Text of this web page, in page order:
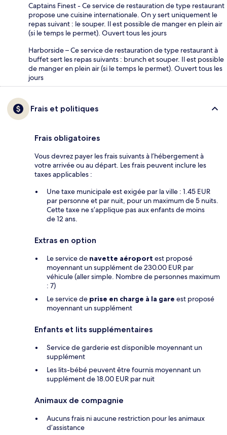
Captains Finest - Ce service de restauration de type restaurant
propose une cuisine internationale. On y sert uniquement le
repas suivant : le souper. Il est possible de manger en plein air
(si le temps le permet). Ouvert tous les jours
Harborside – Ce service de restauration de type restaurant à
buffet sert les repas suivants : brunch et souper. Il est possible
de manger en plein air (si le temps le permet). Ouvert tous les
jours
Frais et politiques
Frais obligatoires
Vous devrez payer les frais suivants à l’hébergement à
votre arrivée ou au départ. Les frais peuvent inclure les
taxes applicables :
Une taxe municipale est exigée par la ville : 1.45 EUR
par personne et par nuit, pour un maximum de 5 nuits.
Cette taxe ne s’applique pas aux enfants de moins
de 12 ans.
Extras en option
Le service de navette aéroport est proposé
moyennant un supplément de 230.00 EUR par
véhicule (aller simple. Nombre de personnes maximum
: 7)
Le service de prise en charge à la gare est proposé
moyennant un supplément
Enfants et lits supplémentaires
Service de garderie est disponible moyennant un
supplément
Les lits-bébé peuvent être fournis moyennant un
supplément de 18.00 EUR par nuit
Animaux de compagnie
Aucuns frais ni aucune restriction pour les animaux
d’assistance